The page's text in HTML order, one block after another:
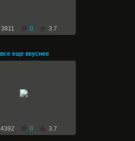
3811 0 3.7
еще вкуснее
4392 0 3.7